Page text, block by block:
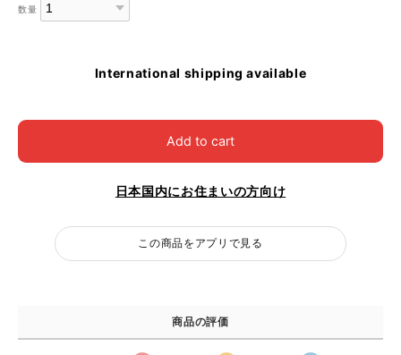
数量
International shipping available
Add to cart
日本国内にお住まいの方向け
この商品をアプリで見る
商品の評価